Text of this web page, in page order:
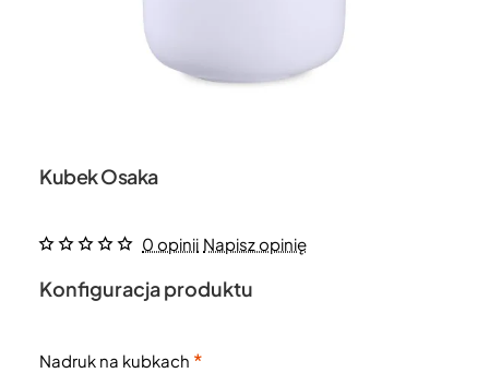
Kubek Osaka
0 opinii Napisz opinię
Konfiguracja produktu
Nadruk na kubkach